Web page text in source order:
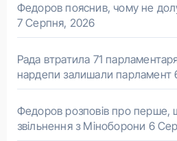
Федоров пояснив, чому не
7 Серпня, 2026
Рада втратила 71
нардепи залишали парламент
Федоров розповів про перше,
звільнення з Міноборони 6